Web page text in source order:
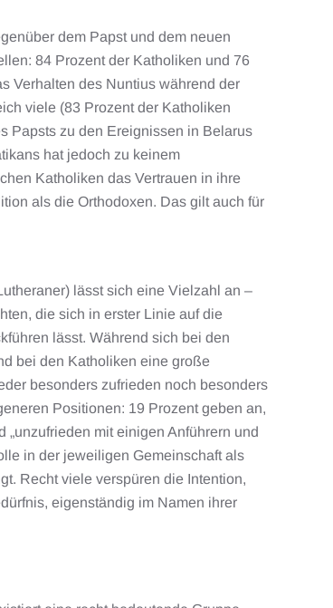
dem Papst und dem neuen
84 Prozent der Katholiken und 76
Verhalten des Nuntius während der
viele (83 Prozent der Katholiken
Papsts zu den Ereignissen in Belarus
hat jedoch zu keinem
Katholiken das Vertrauen in ihre
als die Orthodoxen. Das gilt auch für
lässt sich eine Vielzahl an –
die sich in erster Linie auf die
lässt. Während sich bei den
bei den Katholiken eine große
besonders zufrieden noch besonders
Positionen: 19 Prozent geben an,
„unzufrieden mit einigen Anführern und
in der jeweiligen Gemeinschaft als
Recht viele verspüren die Intention,
eigenständig im Namen ihrer